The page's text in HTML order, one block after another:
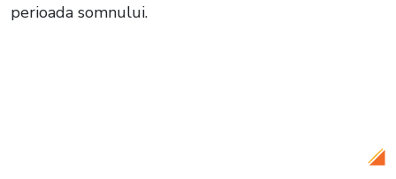
perioada somnului.